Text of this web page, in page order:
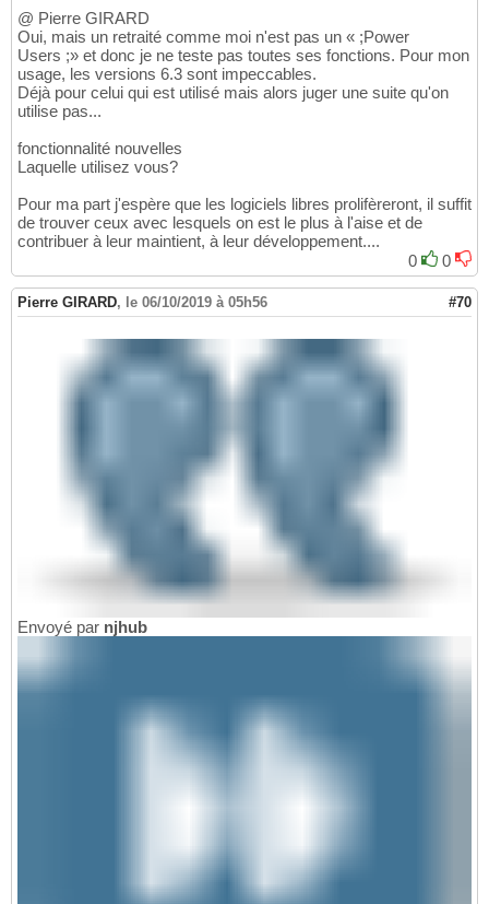
@ Pierre GIRARD
Oui, mais un retraité comme moi n'est pas un « ;Power
Users ;» et donc je ne teste pas toutes ses fonctions. Pour mon
usage, les versions 6.3 sont impeccables.
Déjà pour celui qui est utilisé mais alors juger une suite qu'on
utilise pas...
fonctionnalité nouvelles
Laquelle utilisez vous?
Pour ma part j'espère que les logiciels libres prolifèreront, il suffit
de trouver ceux avec lesquels on est le plus à l'aise et de
contribuer à leur maintient, à leur développement....
0
0
Pierre GIRARD, le 06/10/2019 à 05h56 #70
Envoyé par njhub